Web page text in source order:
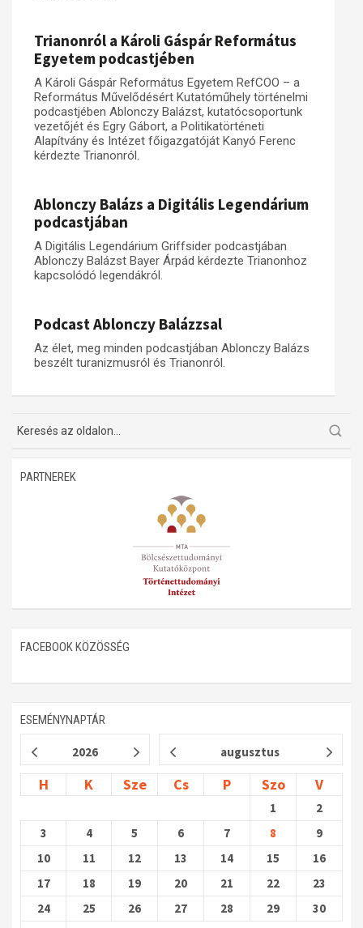
Trianonról a Károli Gáspár Református
Egyetem podcastjében
A Károli Gáspár Református Egyetem RefCOO – a
Református Művelődésért Kutatóműhely történelmi
podcastjében Ablonczy Balázst, kutatócsoportunk
vezetőjét és Egry Gábort, a Politikatörténeti
Alapítvány és Intézet főigazgatóját Kanyó Ferenc
kérdezte Trianonról.
Ablonczy Balázs a Digitális Legendárium
podcastjában
A Digitális Legendárium Griffsider podcastjában
Ablonczy Balázst Bayer Árpád kérdezte Trianonhoz
kapcsolódó legendákról.
Podcast Ablonczy Balázzsal
Az élet, meg minden podcastjában Ablonczy Balázs
beszélt turanizmusról és Trianonról.
PARTNEREK
FACEBOOK KÖZÖSSÉG
ESEMÉNYNAPTÁR
2026 augusztus
H K Sze Cs P Szo V
1
2
3
4 5 6 7 8
9
10
11 12 13 14 15
16
17
18 19 20 21 22
23
24
25 26 27 28 29
30